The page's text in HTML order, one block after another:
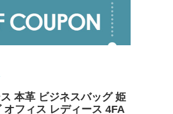
本革 ビジネスバッグ 姫
フィス レディース 4FA